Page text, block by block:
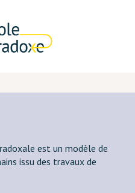
est un modèle de
issu des travaux de